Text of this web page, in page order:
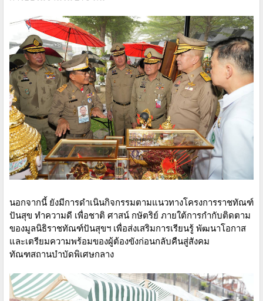
นอกจากนี้ ยังมีการดำเนินกิจกรรมตามแนวทางโครงการราชทัณฑ์
ปันสุข ทำความดี เพื่อชาติ ศาสน์ กษัตริย์ ภายใต้การกำกับติดตาม
ของมูลนิธิราชทัณฑ์ปันสุขฯ เพื่อส่งเสริมการเรียนรู้ พัฒนาโอกาส
และเตรียมความพร้อมของผู้ต้องขังก่อนกลับคืนสู่สังคม
ทัณฑสถานบำบัดพิเศษกลาง